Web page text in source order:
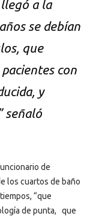
a la
se debían
que
con
y
señaló
de
los cuartos de baño
“que
de punta, que